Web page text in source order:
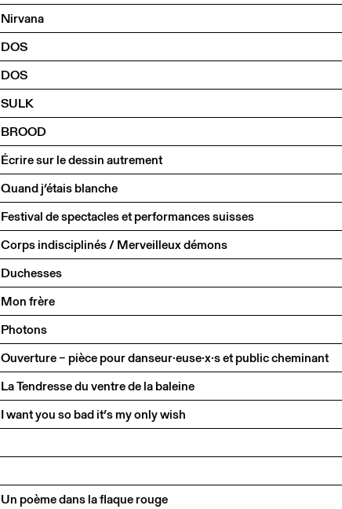
Nirvana
DOS
DOS
SULK
BROOD
Écrire sur le dessin autrement
Quand j’étais blanche
Festival de spectacles et performances suisses
Corps indisciplinés / Merveilleux démons
Duchesses
Mon frère
Photons
Ouverture – pièce pour danseur·euse·x·s et public cheminant
La Tendresse du ventre de la baleine
I want you so bad it’s my only wish
Un poème dans la flaque rouge